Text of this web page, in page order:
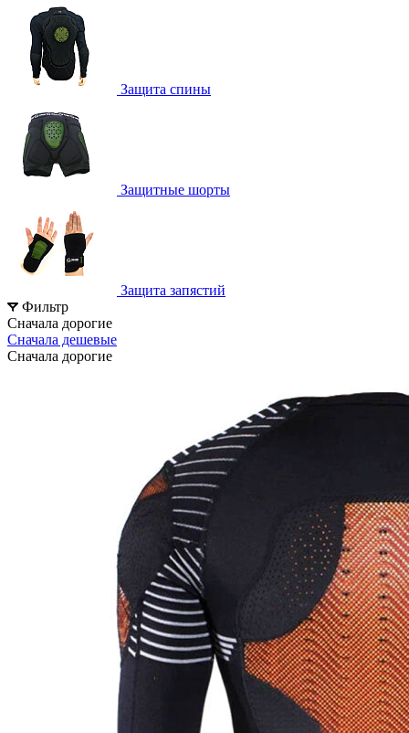
Защита спины
Защитные шорты
Защита запястий
Фильтр
Сначала дорогие
Сначала дешевые
Сначала дорогие